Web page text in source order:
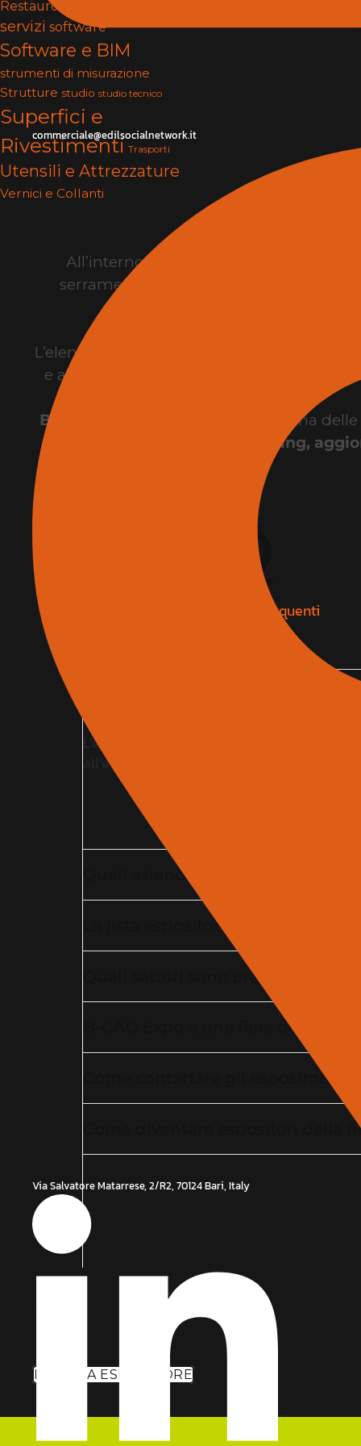
commerciale@edilsocialnetwork.it
Via Salvatore Matarrese, 2/R2, 70124 Bari, Italy
Restauro
servizi software
Software e BIM
strumenti di misurazione
Strutture studio studio tecnico
Superfici e
Rivestimenti Trasporti
Utensili e Attrezzature
Vernici e Collanti
All’interno della manifestazione sono
serramenti, infissi, pavimenti,
L’elenco espositori della fiera edilizia
e architettura, con soluzioni dedicate a
B-CAD Expo Roma rappresenta una
di networking,
Q
Domande e risposte frequenti
Dove trovare l’elenco espositori
L’elenco espositori della fiera edilizia B-
all’evento dedicato a edilizia, architettura e
Quali aziende partecipano alla
La lista espositori della fiera
Quali settori sono presenti tra gli
B-CAD Expo è una fiera dedicata
Come contattare gli espositori
Come diventare espositori della
DIVENTA ESPOSITORE